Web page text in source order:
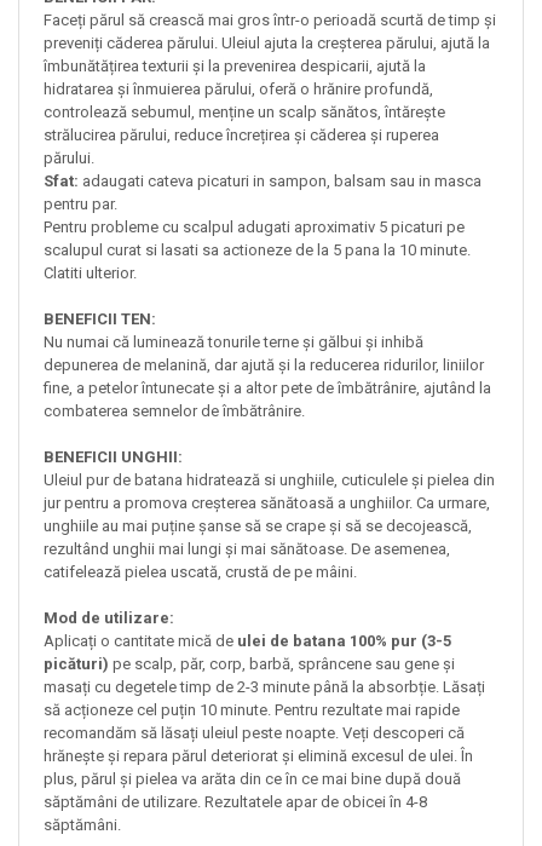
Faceți părul să crească mai gros într-o perioadă scurtă de timp și
preveniți căderea părului. Uleiul ajuta la creșterea părului, ajută la
îmbunătățirea texturii și la prevenirea despicarii, ajută la
hidratarea și înmuierea părului, oferă o hrănire profundă,
controlează sebumul, menține un scalp sănătos, întărește
strălucirea părului, reduce încrețirea și căderea și ruperea
părului.
Sfat: adaugati cateva picaturi in sampon, balsam sau in masca
pentru par.
Pentru probleme cu scalpul adugati aproximativ 5 picaturi pe
scalupul curat si lasati sa actioneze de la 5 pana la 10 minute.
Clatiti ulterior.
BENEFICII TEN:
Nu numai că luminează tonurile terne și gălbui și inhibă
depunerea de melanină, dar ajută și la reducerea ridurilor, liniilor
fine, a petelor întunecate și a altor pete de îmbătrânire, ajutând la
combaterea semnelor de îmbătrânire.
BENEFICII UNGHII:
Uleiul pur de batana hidratează si unghiile, cuticulele și pielea din
jur pentru a promova creșterea sănătoasă a unghiilor. Ca urmare,
unghiile au mai puține șanse să se crape și să se decojească,
rezultând unghii mai lungi și mai sănătoase. De asemenea,
catifelează pielea uscată, crustă de pe mâini.
Mod de utilizare:
Aplicați o cantitate mică de ulei de batana 100% pur (3-5
picături) pe scalp, păr, corp, barbă, sprâncene sau gene și
masați cu degetele timp de 2-3 minute până la absorbție. Lăsați
să acționeze cel puțin 10 minute. Pentru rezultate mai rapide
recomandăm să lăsați uleiul peste noapte. Veți descoperi că
hrănește și repara părul deteriorat și elimină excesul de ulei. În
plus, părul și pielea va arăta din ce în ce mai bine după două
săptămâni de utilizare.​ Rezultatele apar de obicei în 4-8
săptămâni.